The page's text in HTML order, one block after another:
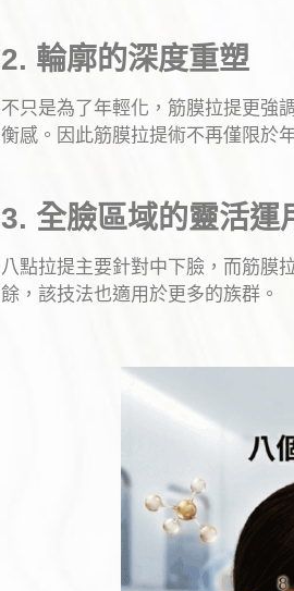
2. 輪廓的深度重塑
不只是為了年輕化，筋膜拉提更強
衡感。因此筋膜拉提術不再僅限於
3. 全臉區域的靈活運
八點拉提主要針對中下臉，而筋膜
餘，該技法也適用於更多的族群。